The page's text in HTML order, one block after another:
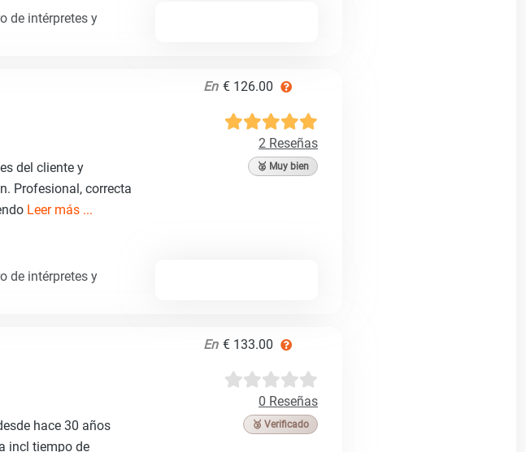
de intérpretes y
En € 126.00
2 Reseñas
🥈 Muy bien
del cliente y
Profesional, correcta
Leer más ...
de intérpretes y
En € 133.00
0 Reseñas
🥉 Verificado
hace 30 años
incl tiempo de